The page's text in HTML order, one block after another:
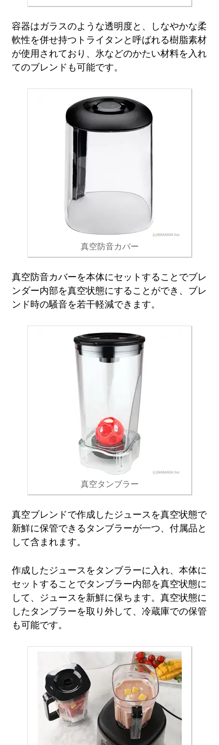
容器はガラスのような透明度と、しなやかな柔
軟性を併せ持つトライタンと呼ばれる樹脂素材
が使用されており、氷などのかたい材料を入れ
てのブレンドも可能です。
真空防音カバー
真空防音カバーを本体にセットすることでブレ
ンダー内部を真空状態にすることができ、ブレ
ンド時の騒音を若干軽減できます。
真空タンブラー
真空ブレンドで作成したジュースを真空状態で
新鮮に保管できるタンブラーが一つ、付属品と
して含まれます。
作成したジュースをタンブラーに入れ、本体に
セットすることでタンブラー内部を真空状態に
して、ジュースを新鮮に保ちます。真空状態に
したタンブラーを取り外して、冷蔵庫での保管
も可能です。